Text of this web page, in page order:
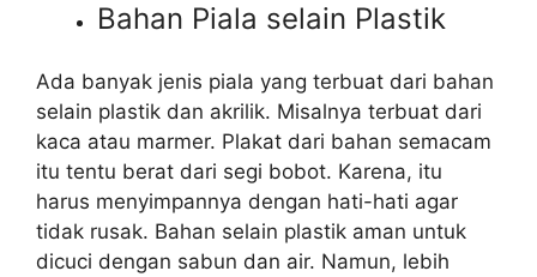
Bahan Piala selain Plastik
Ada banyak jenis piala yang terbuat dari bahan
selain plastik dan akrilik. Misalnya terbuat dari
kaca atau marmer. Plakat dari bahan semacam
itu tentu berat dari segi bobot. Karena, itu
harus menyimpannya dengan hati-hati agar
tidak rusak. Bahan selain plastik aman untuk
dicuci dengan sabun dan air. Namun, lebih